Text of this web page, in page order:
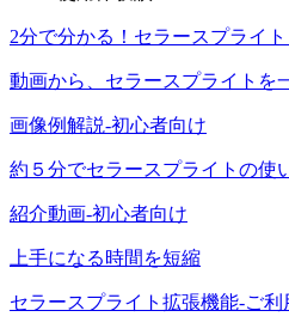
2分で分かる！セラースプライト
動画から、セラースプライトを
画像例解説-初心者向け
約５分でセラースプライトの使
紹介動画-初心者向け
上手になる時間を短縮
セラースプライト拡張機能-ご利